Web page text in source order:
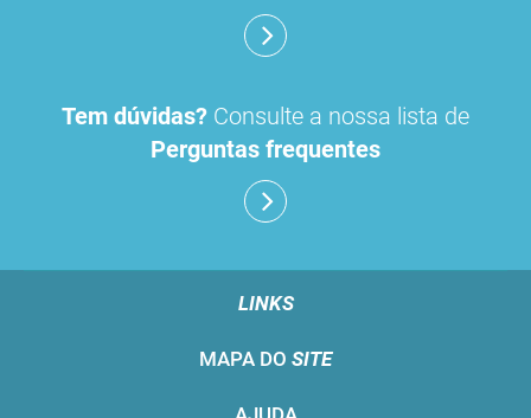
Tem dúvidas? Consulte a nossa lista de
Perguntas frequentes
LINKS
MAPA DO SITE